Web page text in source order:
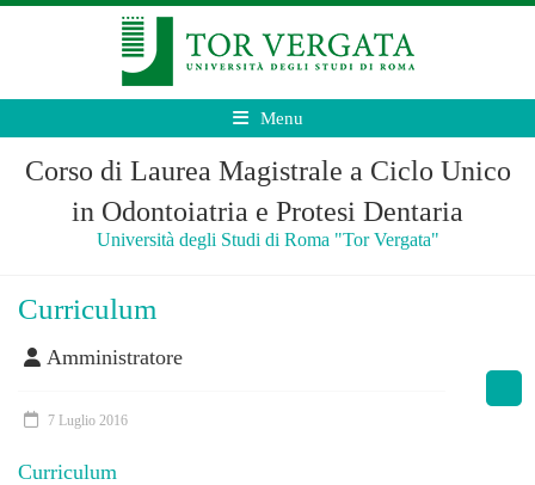
Menu
Corso di Laurea Magistrale a Ciclo Unico
in Odontoiatria e Protesi Dentaria
Università degli Studi di Roma "Tor Vergata"
Curriculum
Amministratore
7 Luglio 2016
Curriculum